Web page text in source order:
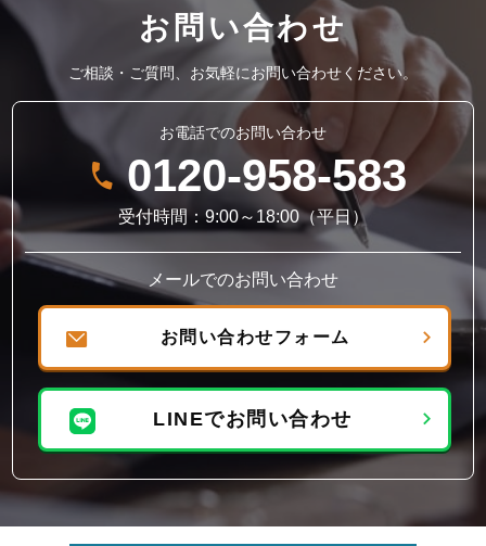
お問い合わせ
ご相談・ご質問、お気軽にお問い合わせください。
お電話でのお問い合わせ
0120-958-583
受付時間：9:00～18:00（平日）
メールでのお問い合わせ
お問い合わせフォーム
LINEでお問い合わせ